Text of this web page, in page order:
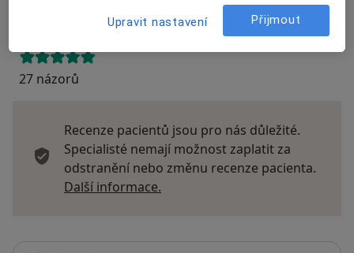
Přidejte svůj názor
27 názorů
Recenze pacientů jsou pro nás důležité.
Specialisté nemají možnost zaplatit za
odstranění nebo změnu recenze pacienta.
Další informace.
Upravit nastavení Přijmout